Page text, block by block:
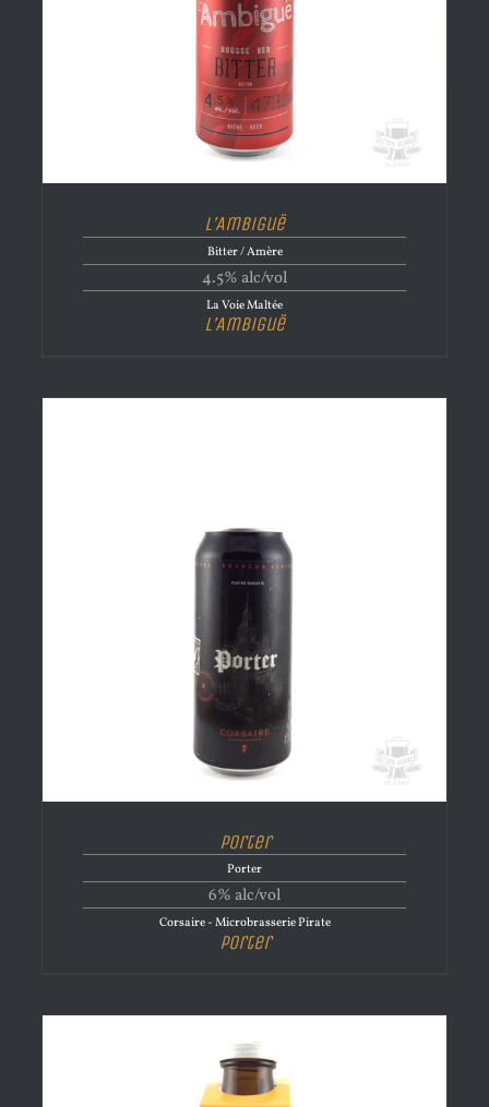
L’Ambiguë
Bitter / Amère
4.5% alc/vol
La Voie Maltée
L’Ambiguë
Porter
Porter
6% alc/vol
Corsaire - Microbrasserie Pirate
Porter